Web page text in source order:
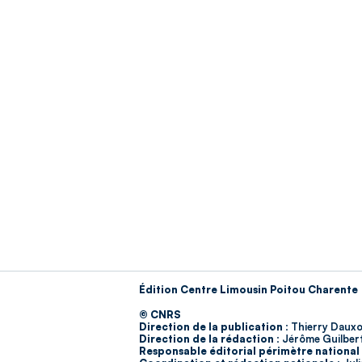
Édition Centre Limousin Poitou Charente
© CNRS
Direction de la publication : Thierry
Direction de la rédaction : Jérôme
Responsable éditorial périmètre national